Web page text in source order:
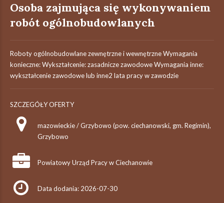
Osoba zajmująca się wykonywaniem
robót ogólnobudowlanych
Roboty ogólnobudowlane zewnętrzne i wewnętrzne Wymagania
konieczne: Wykształcenie: zasadnicze zawodowe Wymagania inne:
wykształcenie zawodowe lub inne2 lata pracy w zawodzie
SZCZEGÓŁY OFERTY
mazowieckie / Grzybowo (pow. ciechanowski, gm. Regimin),
Grzybowo
Powiatowy Urząd Pracy w Ciechanowie
Data dodania: 2026-07-30